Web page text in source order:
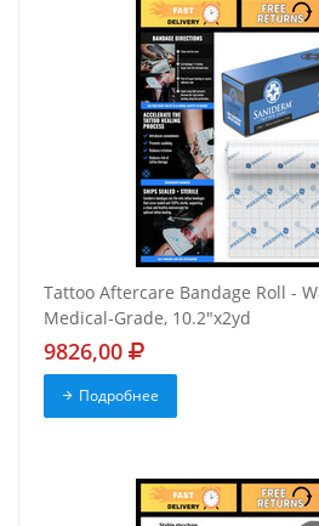
Tattoo Aftercare Bandage Roll -
Medical-Grade, 10.2"x2yd
9826,00
Подробнее